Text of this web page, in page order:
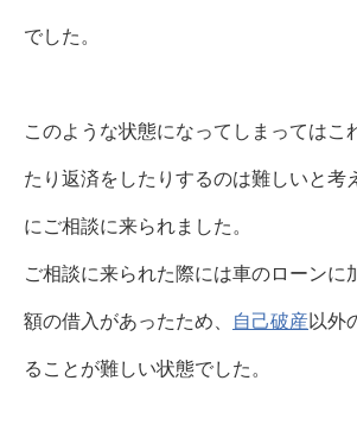
でした。
このような状態になってしまってはこ
たり返済をしたりするのは難しいと考
にご相談に来られました。
ご相談に来られた際には車のローンに
額の借入があったため、 自己破産 以外
ることが難しい状態でした。